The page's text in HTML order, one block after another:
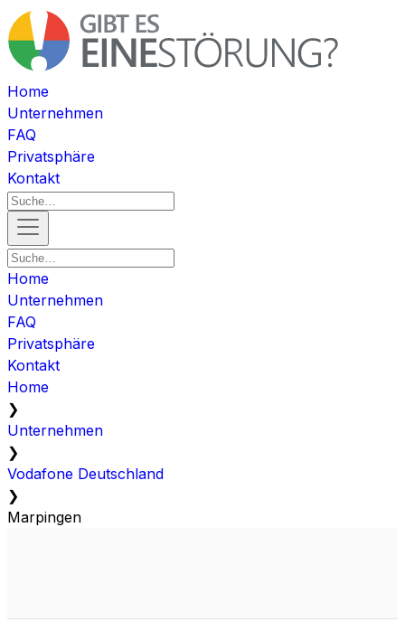
Home
Unternehmen
FAQ
Privatsphäre
Kontakt
Home
Unternehmen
FAQ
Privatsphäre
Kontakt
Home
❯
Unternehmen
❯
Vodafone Deutschland
❯
Marpingen